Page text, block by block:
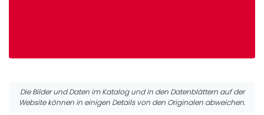
Die Bilder und Daten im Katalog und in den Datenblättern auf der
Website können in einigen Details von den Originalen abweichen.